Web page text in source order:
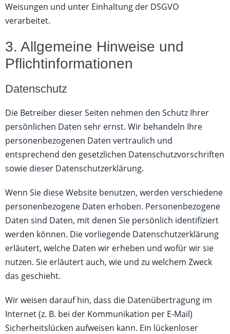
Weisungen und unter Einhaltung der DSGVO
verarbeitet.
3. Allgemeine Hinweise und
Pflicht­informationen
Datenschutz
Die Betreiber dieser Seiten nehmen den Schutz Ihrer
persönlichen Daten sehr ernst. Wir behandeln Ihre
personenbezogenen Daten vertraulich und
entsprechend den gesetzlichen Datenschutzvorschriften
sowie dieser Datenschutzerklärung.
Wenn Sie diese Website benutzen, werden verschiedene
personenbezogene Daten erhoben. Personenbezogene
Daten sind Daten, mit denen Sie persönlich identifiziert
werden können. Die vorliegende Datenschutzerklärung
erläutert, welche Daten wir erheben und wofür wir sie
nutzen. Sie erläutert auch, wie und zu welchem Zweck
das geschieht.
Wir weisen darauf hin, dass die Datenübertragung im
Internet (z. B. bei der Kommunikation per E-Mail)
Sicherheitslücken aufweisen kann. Ein lückenloser